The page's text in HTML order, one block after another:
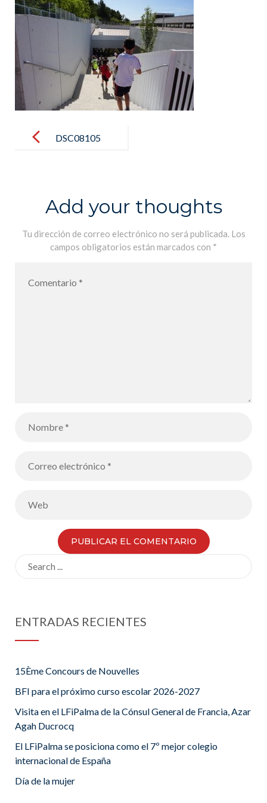
navigationDSC08105
Add your thoughts
Tu dirección de correo electrónico no será publicada. Los
campos obligatorios están marcados con *
ENTRADAS RECIENTES
15Ème Concours de Nouvelles
BFI para el próximo curso escolar 2026-2027
Visita en el LFiPalma de la Cónsul General de Francia, Azar
Agah Ducrocq
El LFiPalma se posiciona como el 7º mejor colegio
internacional de España
Día de la mujer